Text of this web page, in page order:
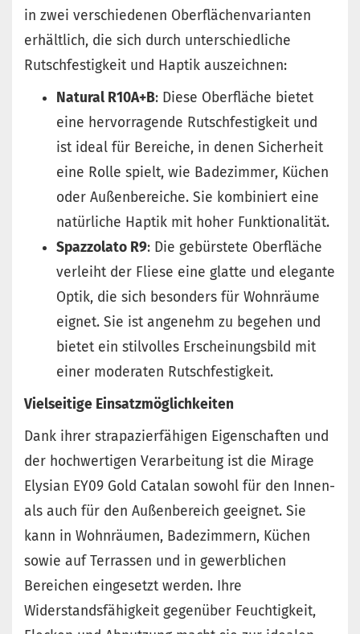
in zwei verschiedenen Oberflächenvarianten
erhältlich, die sich durch unterschiedliche
Rutschfestigkeit und Haptik auszeichnen:
Natural R10A+B: Diese Oberfläche bietet
eine hervorragende Rutschfestigkeit und
ist ideal für Bereiche, in denen Sicherheit
eine Rolle spielt, wie Badezimmer, Küchen
oder Außenbereiche. Sie kombiniert eine
natürliche Haptik mit hoher Funktionalität.
Spazzolato R9: Die gebürstete Oberfläche
verleiht der Fliese eine glatte und elegante
Optik, die sich besonders für Wohnräume
eignet. Sie ist angenehm zu begehen und
bietet ein stilvolles Erscheinungsbild mit
einer moderaten Rutschfestigkeit.
Vielseitige Einsatzmöglichkeiten
Dank ihrer strapazierfähigen Eigenschaften und
der hochwertigen Verarbeitung ist die Mirage
Elysian EY09 Gold Catalan sowohl für den Innen-
als auch für den Außenbereich geeignet. Sie
kann in Wohnräumen, Badezimmern, Küchen
sowie auf Terrassen und in gewerblichen
Bereichen eingesetzt werden. Ihre
Widerstandsfähigkeit gegenüber Feuchtigkeit,